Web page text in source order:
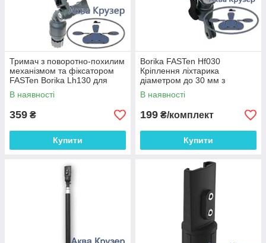
Тримач з поворотно-похилим
механізмом та фіксатором
FASTen Borika Lh130 для
ліхтарика d до 30 мм на
човен
В наявності
359 ₴
Купити
Borika FASTen Hf030
Кріплення ліхтарика
діаметром до 30 мм з
поворотом і обертанням
В наявності
199 ₴/комплект
Купити